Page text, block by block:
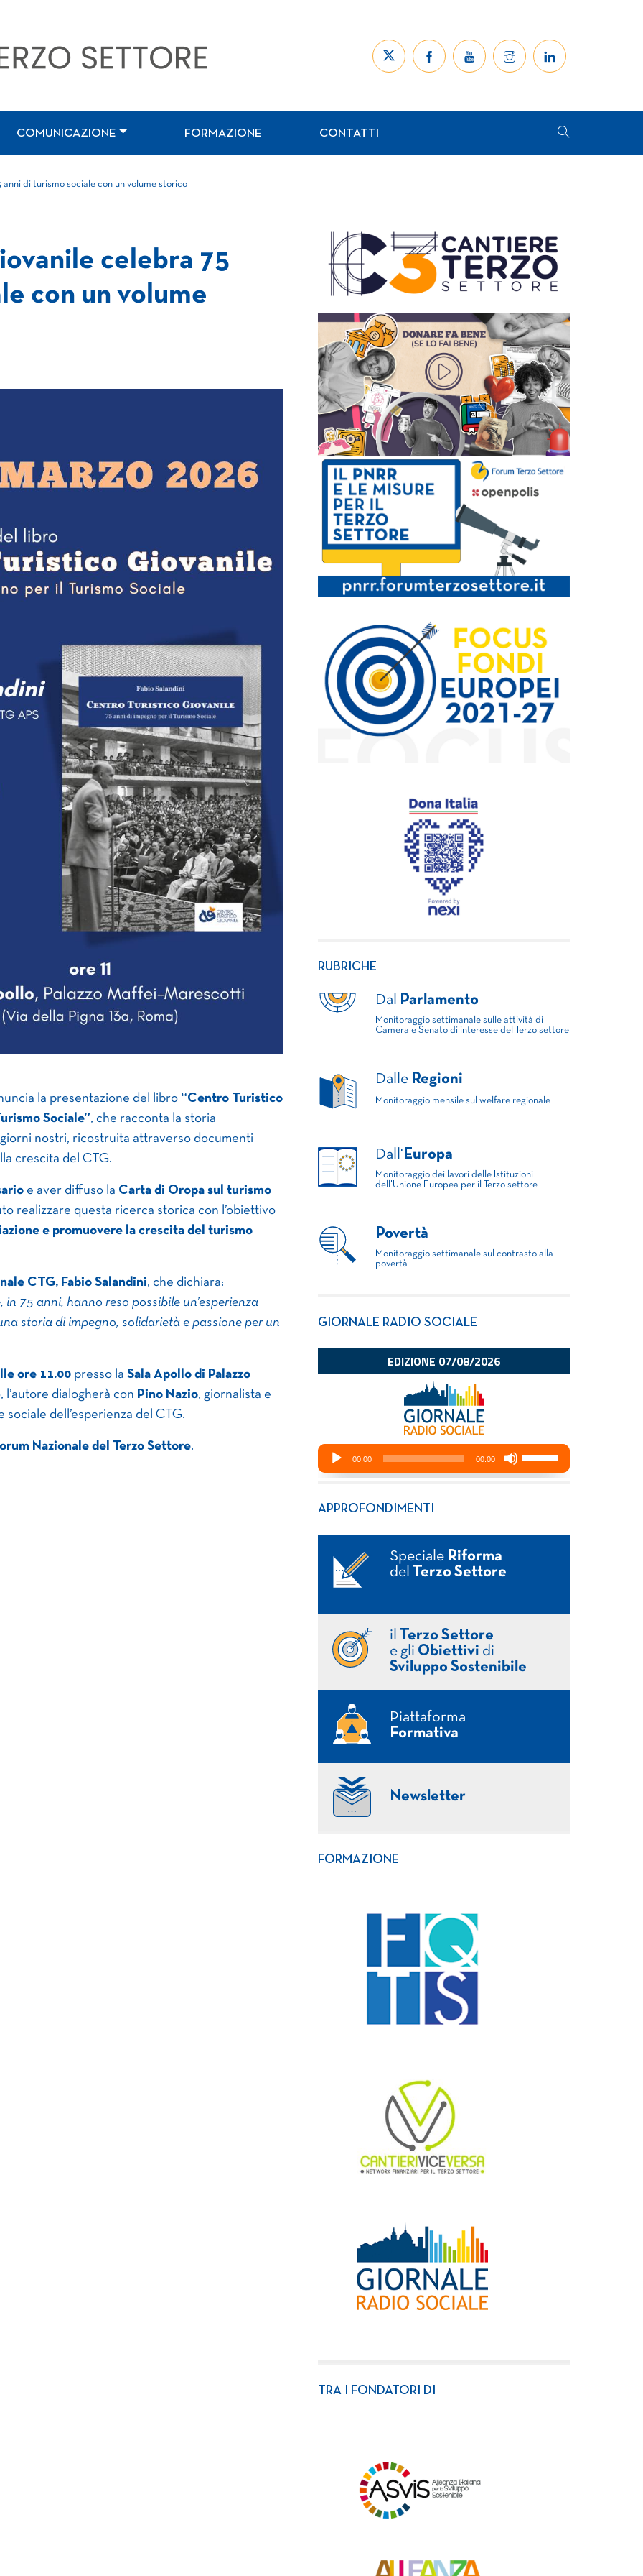
COMUNICAZIONE FORMAZIONE CONTATTI
anni di turismo sociale con un volume storico
celebra 75
con un volume
la presentazione del libro “Centro Turistico
Sociale”, che racconta la storia
giorni nostri, ricostruita attraverso documenti
crescita del CTG.
e aver diffuso la Carta di Oropa sul turismo
realizzare questa ricerca storica con l’obiettivo
e promuovere la crescita del turismo
CTG, Fabio Salandini, che dichiara:
75 anni, hanno reso possibile un’esperienza
storia di impegno, solidarietà e passione per un
ore 11.00 presso la Sala Apollo di Palazzo
l’autore dialogherà con Pino Nazio, giornalista e
dell’esperienza del CTG.
Nazionale del Terzo Settore.
RUBRICHE
Dal Parlamento
Monitoraggio settimanale sulle attività di
Camera e Senato di interesse del Terzo settore
Dalle Regioni
Monitoraggio mensile sul welfare regionale
Dall' Europa
Monitoraggio dei lavori delle Istituzioni
dell'Unione Europea per il Terzo settore
Povertà
Monitoraggio settimanale sul contrasto alla
povertà
GIORNALE RADIO SOCIALE
APPROFONDIMENTI
Speciale Riforma
del
Terzo Settore
il
Terzo Settore
e gli Obiettivi di
Sviluppo Sostenibile
Piattaforma
Formativa
Newsletter
FORMAZIONE
TRA I FONDATORI DI